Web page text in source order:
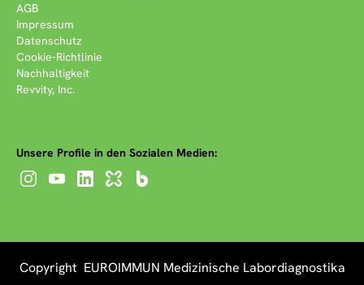
AGB
Impressum
Datenschutz
Cookie-Richtlinie
Nachhaltigkeit
Revvity, Inc.
Unsere Profile in den Sozialen Medien:
Copyright EUROIMMUN Medizinische Labordiagnostika